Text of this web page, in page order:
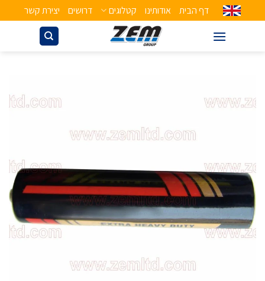
דף הבית אודותינו קטלוגים דרושים יצירת קשר